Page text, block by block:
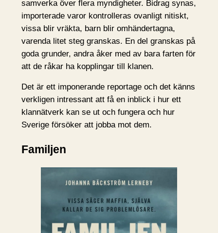
samverka över flera myndigheter. Bidrag synas,
importerade varor kontrolleras ovanligt nitiskt,
vissa blir vräkta, barn blir omhändertagna,
varenda litet steg granskas. En del granskas på
goda grunder, andra åker med av bara farten för
att de råkar ha kopplingar till klanen.
Det är ett imponerande reportage och det känns
verkligen intressant att få en inblick i hur ett
klannätverk kan se ut och fungera och hur
Sverige försöker att jobba mot dem.
Familjen